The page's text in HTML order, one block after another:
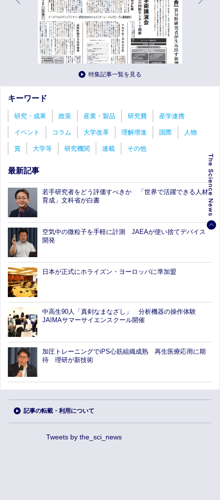
特集記事一覧を見る
キーワード
研究・成果 政策 産業・製品 研究費 産学連携
イベント コラム 大学改革 理解増進 国際 人物
賞 大学等 研究機関 連載 その他
最新記事
若手研究者をどう評価すべきか 「世界で活躍できる人材
育成」文科省が白書
空気中の微粒子を手軽に計測 JAEAが使い捨てデバイス
開発
日本が正式にホライズン・ヨーロッパに準加盟
中高生90人「真剣なまなざし」 分析機器の操作体験
JAIMAサマーサイエンスクール開催
加圧トレーニングでiPS心筋組織成熟 再生医療応用に期
待 理研が新技術
記事の転載・利用について
Tweets by the_sci_news